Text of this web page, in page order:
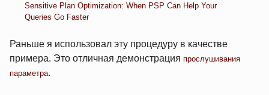
Sensitive Plan Optimization: When PSP Can Help Your
Queries Go Faster
Раньше я использовал эту процедуру в качестве
примера. Это отличная демонстрация прослушивания
параметра.